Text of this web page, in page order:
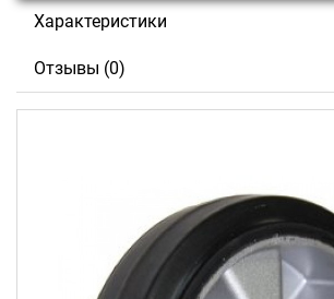
Характеристики
Отзывы (0)